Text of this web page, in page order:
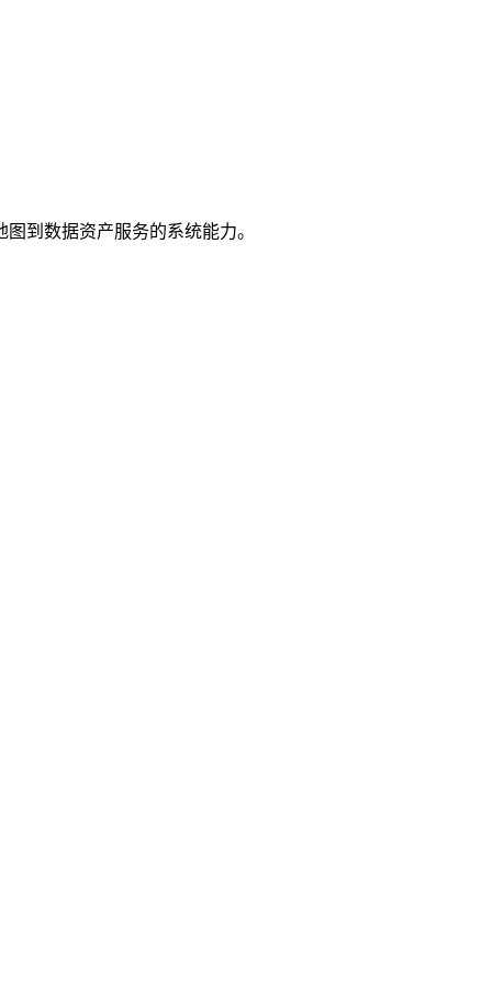
到数据资产服务的系统能力。